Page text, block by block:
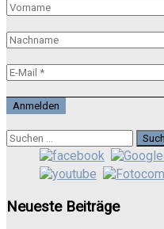
Suchen
nach:
Neueste Beiträge